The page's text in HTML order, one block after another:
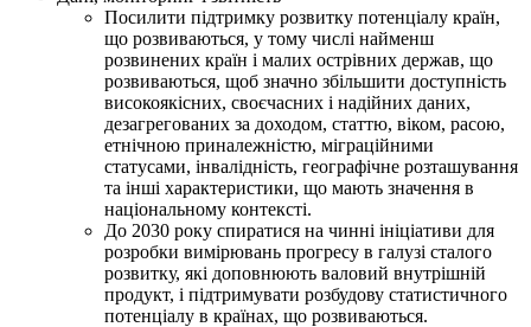
Посилити підтримку розвитку потенціалу країн,
що розвиваються, у тому числі найменш
розвинених країн і малих острівних держав, що
розвиваються, щоб значно збільшити доступність
високоякісних, своєчасних і надійних даних,
дезагрегованих за доходом, статтю, віком, расою,
етнічною приналежністю, міграційними
статусами, інвалідність, географічне розташування
та інші характеристики, що мають значення в
національному контексті.
До 2030 року спиратися на чинні ініціативи для
розробки вимірювань прогресу в галузі сталого
розвитку, які доповнюють валовий внутрішній
продукт, і підтримувати розбудову статистичного
потенціалу в країнах, що розвиваються.